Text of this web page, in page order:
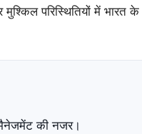
परिस्थितियों में भारत के
की नजर।